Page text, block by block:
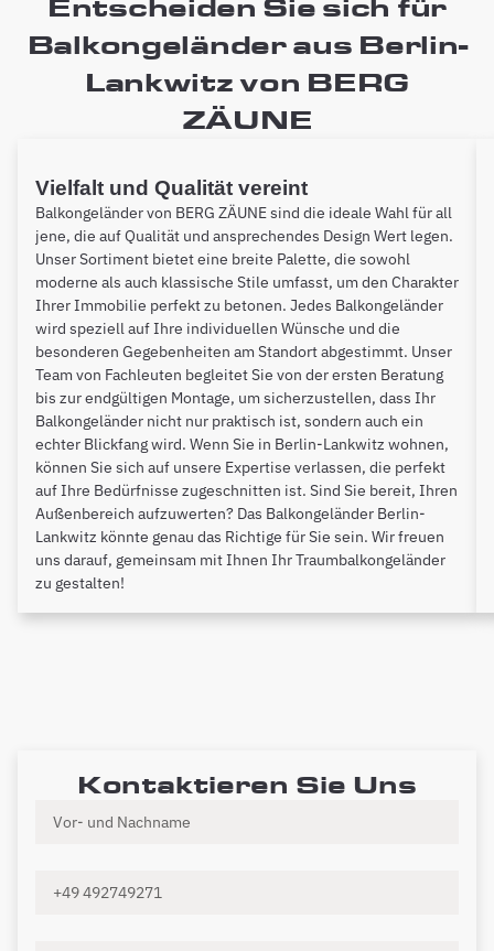
Entscheiden Sie sich für
Balkongeländer aus Berlin-
Lankwitz von BERG
ZÄUNE
Vielfalt und Qualität vereint
Balkongeländer von BERG ZÄUNE sind die ideale Wahl für all
jene, die auf Qualität und ansprechendes Design Wert legen.
Unser Sortiment bietet eine breite Palette, die sowohl
moderne als auch klassische Stile umfasst, um den Charakter
Ihrer Immobilie perfekt zu betonen. Jedes Balkongeländer
wird speziell auf Ihre individuellen Wünsche und die
besonderen Gegebenheiten am Standort abgestimmt. Unser
Team von Fachleuten begleitet Sie von der ersten Beratung
bis zur endgültigen Montage, um sicherzustellen, dass Ihr
Balkongeländer nicht nur praktisch ist, sondern auch ein
echter Blickfang wird. Wenn Sie in Berlin-Lankwitz wohnen,
können Sie sich auf unsere Expertise verlassen, die perfekt
auf Ihre Bedürfnisse zugeschnitten ist. Sind Sie bereit, Ihren
Außenbereich aufzuwerten? Das Balkongeländer Berlin-
Lankwitz könnte genau das Richtige für Sie sein. Wir freuen
uns darauf, gemeinsam mit Ihnen Ihr Traumbalkongeländer
zu gestalten!
Kontaktieren Sie Uns